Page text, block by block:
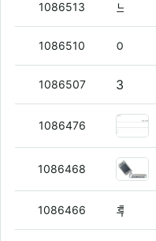
1086513
1086510
1086507
1086476
1086468
1086466